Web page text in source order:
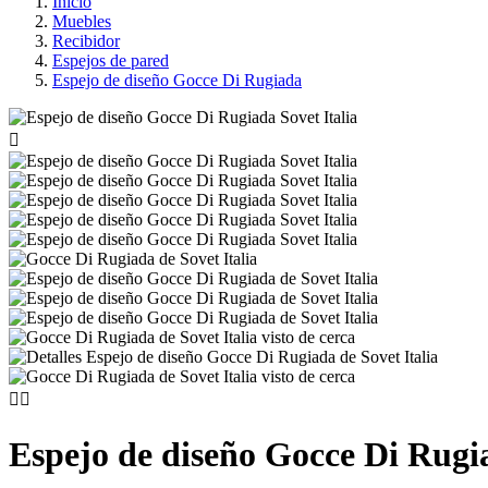
Muebles
Recibidor
Espejos de pared
Espejo de diseño Gocce Di Rugiada

 
Espejo de diseño Gocce Di